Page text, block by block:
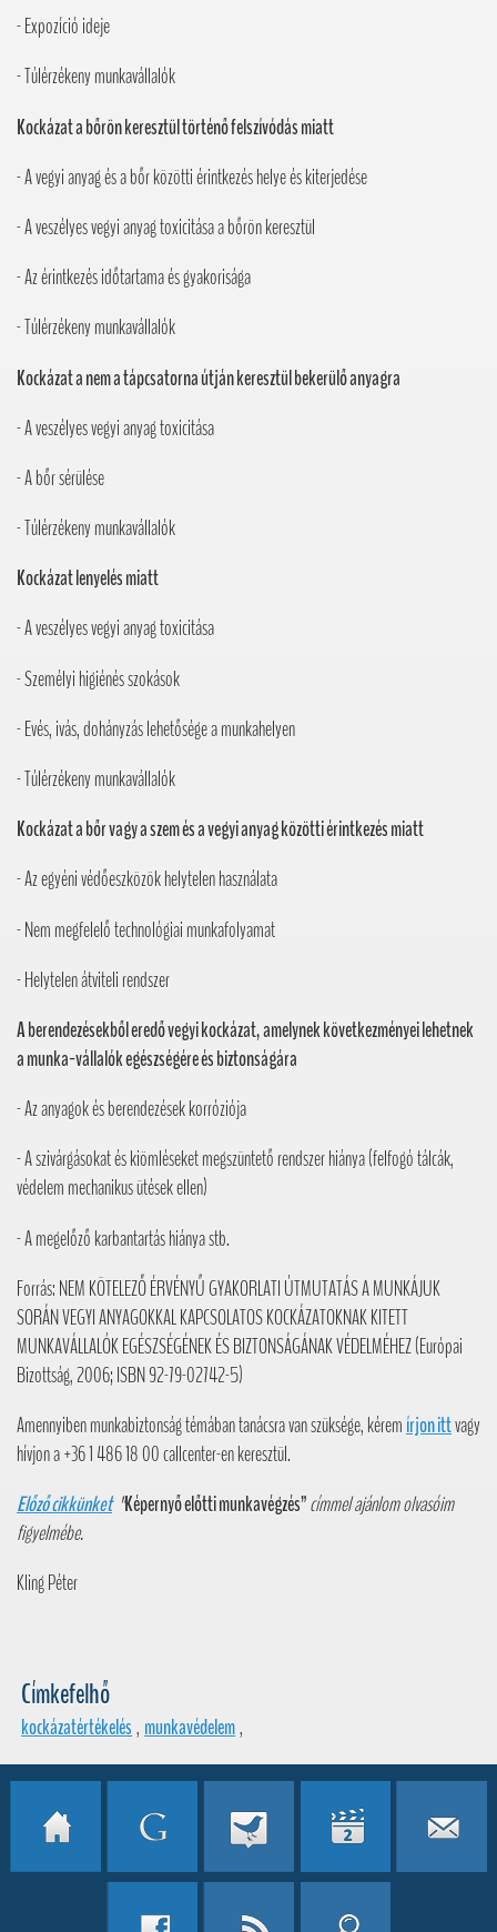
- Expozíció ideje
- Túlérzékeny munkavállalók
Kockázat a bőrön keresztül történő felszívódás miatt
- A vegyi anyag és a bőr közötti érintkezés helye és kiterjedése
- A veszélyes vegyi anyag toxicitása a bőrön keresztül
- Az érintkezés időtartama és gyakorisága
- Túlérzékeny munkavállalók
Kockázat a nem a tápcsatorna útján keresztül bekerülő anyagra
- A veszélyes vegyi anyag toxicitása
- A bőr sérülése
- Túlérzékeny munkavállalók
Kockázat lenyelés miatt
- A veszélyes vegyi anyag toxicitása
- Személyi higiénés szokások
- Evés, ivás, dohányzás lehetősége a munkahelyen
- Túlérzékeny munkavállalók
Kockázat a bőr vagy a szem és a vegyi anyag közötti érintkezés miatt
- Az egyéni védőeszközök helytelen használata
- Nem megfelelő technológiai munkafolyamat
- Helytelen átviteli rendszer
A berendezésekből eredő vegyi kockázat, amelynek következményei lehetnek
a munka-vállalók egészségére és biztonságára
- Az anyagok és berendezések korróziója
- A szivárgásokat és kiömléseket megszüntető rendszer hiánya (felfogó tálcák,
védelem mechanikus ütések ellen)
- A megelőző karbantartás hiánya stb.
Forrás: NEM KÖTELEZŐ ÉRVÉNYŰ GYAKORLATI ÚTMUTATÁS A MUNKÁJUK
SORÁN VEGYI ANYAGOKKAL KAPCSOLATOS KOCKÁZATOKNAK KITETT
MUNKAVÁLLALÓK EGÉSZSÉGÉNEK ÉS BIZTONSÁGÁNAK VÉDELMÉHEZ (Európai
Bizottság, 2006; ISBN 92-79-02742-5)
Amennyiben munkabiztonság témában tanácsra van szüksége, kéremírjon ittvagy
hívjon a +36 1 486 18 00 callcenter-en keresztül.
Előző cikkünket "Képernyő előtti munkavégzés”címmel ajánlom olvasóim
figyelmébe.
Kling Péter
Címkefelhő
kockázatértékelés, munkavédelem,